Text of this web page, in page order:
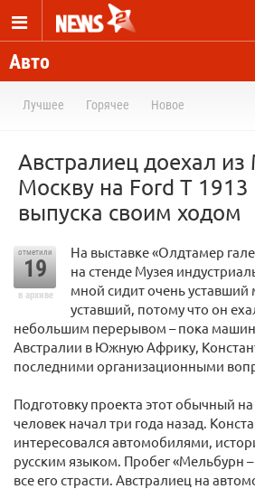
Авто
Лучшее Горячее Новое
Австралиец доехал
Москву на Ford T 1913
выпуска своим ходом
отметили
19
в архиве
На выставке «Олдтамер
на стенде Музея
мной сидит очень
уставший, потому что он
небольшим перерывом – пока
Австралии в Южную Африку,
последними организационными
Подготовку проекта этот обычный
человек начал три года назад.
интересовался автомобилями,
русским языком. Пробег «Мельбурн
все его страсти. Австралиец на